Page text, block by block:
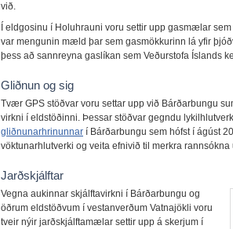
við.
Í eldgosinu í Holuhrauni voru settir upp gasmælar
var mengunin mæld þar sem gasmökkurinn lá yfir
þess að sannreyna gaslíkan sem Veðurstofa Íslands
Gliðnun og sig
Tvær GPS stöðvar voru settar upp við Bárðarbungu
virkni í eldstöðinni. Þessar stöðvar gegndu
gliðnunarhrinunnar í Bárðarbungu sem hófst í ágúst
vöktunarhlutverki og veita efnivið til merkra rannsókna
Jarðskjálftar
Vegna aukinnar skjálftavirkni í Bárðarbungu og
öðrum eldstöðvum í vestanverðum Vatnajökli voru
tveir nýir jarðskjálftamælar settir upp á skerjum í